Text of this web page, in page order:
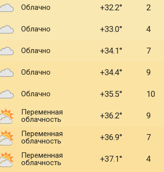
Облачно +32.2 2
Облачно +33.0 4
Облачно +34.1 7
Облачно +34.4 9
Облачно +35.5 10
Переменная
облачность
+36.2 9
Переменная
облачность
+36.9 7
Переменная
облачность
+37.1 4